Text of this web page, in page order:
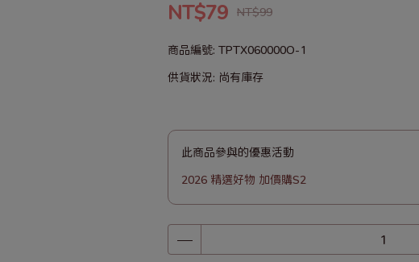
NT$79 NT$99
商品編號: TPTX060000O-1
供貨狀況: 尚有庫存
此商品參與的優惠活動
2026 精選好物 加價購S2